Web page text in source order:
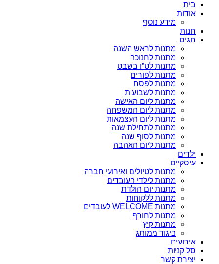
בית
אודות
מידע נוסף
חנות
חגים
מתנות לראש השנה
מתנות לחנוכה
מתנות לט”ו בשבט
מתנות לפורים
מתנות לפסח
מתנות לשבועות
מתנות ליום האישה
מתנות ליום המשפחה
מתנות ליום העצמאות
מתנות לתחילת שנה
מתנות לסוף שנה
מתנות ליום האהבה
ילדים
עיסקיים
מתנות לטיולים ואירועי חברה
מתנות לילדי העובדים
מתנות יום הולדת
מתנות ללקוחות
מתנות WELCOME לעובדים
מתנות לחורף
מתנות קיץ
ביגוד ממותג
אירועים
סל קניות
יצירת קשר